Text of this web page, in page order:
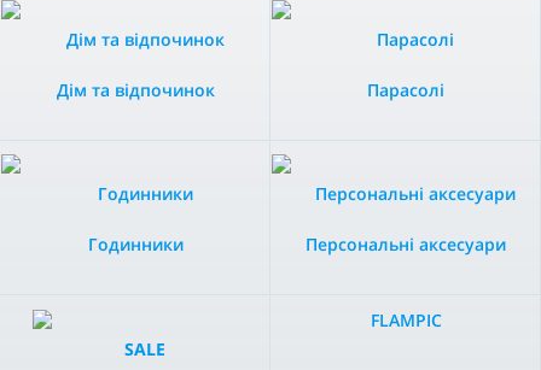
Дім та відпочинок Парасолі
Годинники Персональні аксесуари
FLAMPIC